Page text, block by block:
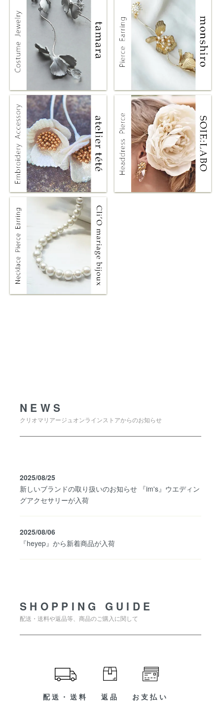
NEWS
クリオマリアージュオンラインストアからのお知らせ
2025/08/25
新しいブランドの取り扱いのお知らせ 『im's』ウエディン
グアクセサリーが入荷
2025/08/06
『heyep』から新着商品が入荷
SHOPPING GUIDE
配送・送料や返品等、商品のご購入に関して
配送・送料 返品 お支払い